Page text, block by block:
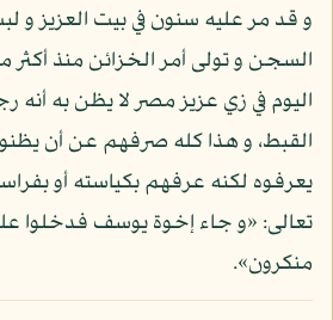
و قد مر عليه سنون في بيت العزيز و
السجن و تولى أمر الخزائن منذ
اليوم في زي عزيز مصر لا يظن به
القبط، و هذا كله صرفهم عن أن
يعرفوه لكنه عرفهم بكياسته أو
تعالى: «و جاء إخوة يوسف فدخلوا
منكرون».